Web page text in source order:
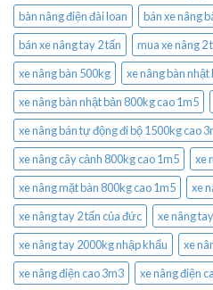
bàn nâng điện đài loan
bán xe nâng
bán xe nâng tay 2 tấn
mua xe nâng 2
xe nâng bàn 500kg
xe nâng bàn nhật
xe nâng bàn nhật bản 800kg cao 1m5
xe nâng bán tự động đi bộ 1500kg cao
xe nâng cây cảnh 800kg cao 1m5
xe
xe nâng mặt bàn 800kg cao 1m5
xe
xe nâng tay 2 tấn của đức
xe nâng
xe nâng tay 2000kg nhập khẩu
xe
xe nâng điện cao 3m3
xe nâng điện